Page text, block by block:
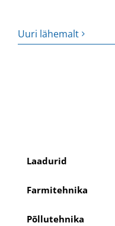
Uuri lähemalt
Laadurid
Farmitehnika
Põllutehnika